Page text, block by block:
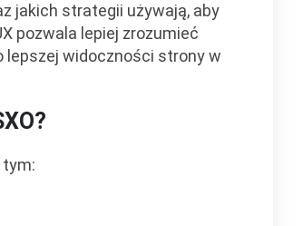
jakich strategii używają, aby
pozwala lepiej zrozumieć
lepszej widoczności strony w
tym: